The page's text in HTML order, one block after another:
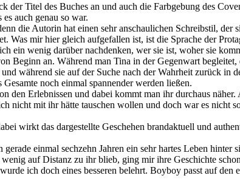
der Titel des Buches an und auch die Farbgebung des
auch genau so war.
die Autorin hat einen sehr anschaulichen Schreibstil,
Was mir hier gleich aufgefallen ist, ist die Sprache der
ein wenig darüber nachdenken, wer sie ist, woher sie
Beginn an. Während man Tina in der Gegenwart
während sie auf der Suche nach der Wahrheit zurück
noch einmal spannender werden ließen.
den Erlebnissen und dabei kommt man ihr durchaus
nicht mit ihr hätte tauschen wollen und doch war es nicht
wirkt das dargestellte Geschehen brandaktuell und
einmal sechzehn Jahren ein sehr hartes Leben
auf Distanz zu ihr blieb, ging mir ihre Geschichte
ich doch eines besseren belehrt. Boyboy passt auf